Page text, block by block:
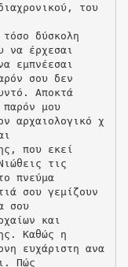
του
δύσκολη
να έρχεσαι
εμπνέεσαι
σου δεν
Αποκτά
μου
αρχαιολογικό χ
που εκεί
τις
πνεύμα
σου γεμίζουν
σου
και
Καθώς η
ευχάριστη ανα
Πώς